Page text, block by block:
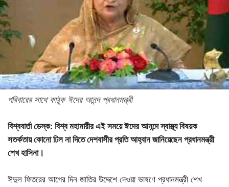
পরিবারের সাথে কাঠুক ঈদের আনন্দ প্রধানমন্ত্রী
বিশ্ববার্তা ডেস্ক: বিশ্ব মহামারীর এই সময়ে ঈদের আনন্দে স্বাস্থ্য বিষয়ক
সতর্কতায় কোনো ঢিল না দিতে দেশবাসীর প্রতি আহ্বান জানিয়েছেন প্রধানমন্ত্রী
শেখ হাসিনা।
ঈদুল ফিতরের আগের দিন জাতির উদ্দেশে দেওয়া ভাষণে প্রধানমন্ত্রী শেখ